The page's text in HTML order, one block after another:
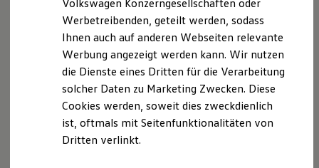
ID. Kollektion
Volkswagen Kollektion
R-Kollektion
GTI Kollektion
Fußball Drop
we drive football
#wedriveproud
Besitzer und Service
Software Updates
Service und Ersatzteile
Angebote, die wir Ihnen in Bezug auf dabei durch uns
verarbeitete personenbezogene Daten im Folgenden
näher erläutern möchten. Bei der Datenverarbeitung
im Zusammenhang mit unserer Webseite unterstützt
uns die Volkswagen Deutschland GmbH und Co. KG als
Auftragsverarbeiter. Die Volkswagen Deutschland
GmbH & Co. KG setzt ihrerseits als
Unterauftragnehmer die Volkswagen AG ein, die
Volkswagen Konzerngesellschaften oder
Werbetreibenden, geteilt werden, sodass
Ihnen auch auf anderen Webseiten relevante
Werbung angezeigt werden kann. Wir nutzen
die Dienste eines Dritten für die Verarbeitung
solcher Daten zu Marketing Zwecken. Diese
Cookies werden, soweit dies zweckdienlich
ist, oftmals mit Seitenfunktionalitäten von
Dritten verlinkt.